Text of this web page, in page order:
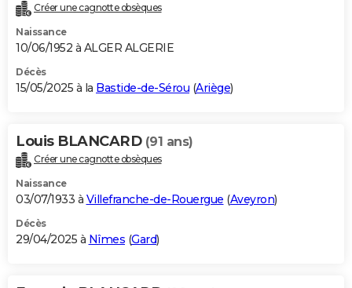
Créer une cagnotte obsèques
Naissance
10/06/1952 à ALGER ALGERIE
Décès
15/05/2025 à la Bastide-de-Sérou (Ariège)
Louis BLANCARD (91 ans)
Créer une cagnotte obsèques
Naissance
03/07/1933 à Villefranche-de-Rouergue (Aveyron)
Décès
29/04/2025 à Nîmes (Gard)